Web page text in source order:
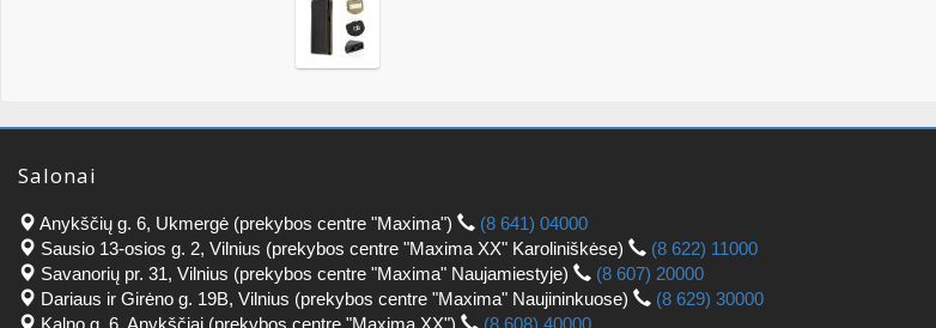
Salonai
Anykščių g. 6, Ukmergė (prekybos centre "Maxima")
(8 641) 04000
Sausio 13-osios g. 2, Vilnius (prekybos centre "Maxima XX" Karoliniškėse)
(8 622) 11000
Savanorių pr. 31, Vilnius (prekybos centre "Maxima" Naujamiestyje)
(8 607) 20000
Dariaus ir Girėno g. 19B, Vilnius (prekybos centre "Maxima" Naujininkuose)
(8 629) 30000
Kalno g. 6, Anykščiai (prekybos centre "Maxima XX")
(8 608) 40000